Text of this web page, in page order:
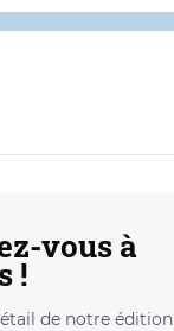
vous à
!
de notre édition